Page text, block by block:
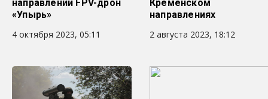
направлении FPV-дрон
«Упырь»
4 октября 2023, 05:11
Кременском
направлениях
2 августа 2023, 18:12